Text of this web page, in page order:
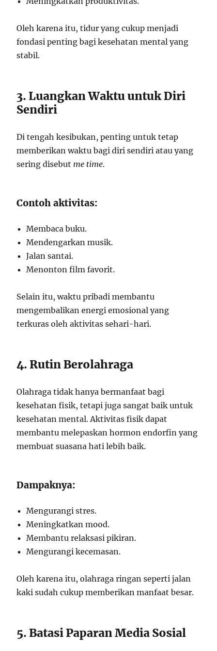
Oleh karena itu, tidur yang cukup menjadi
fondasi penting bagi kesehatan mental yang
stabil.
3. Luangkan Waktu untuk Diri
Sendiri
Di tengah kesibukan, penting untuk tetap
memberikan waktu bagi diri sendiri atau yang
sering disebut me time.
Contoh aktivitas:
Membaca buku.
Mendengarkan musik.
Jalan santai.
Menonton film favorit.
Selain itu, waktu pribadi membantu
mengembalikan energi emosional yang
terkuras oleh aktivitas sehari-hari.
4. Rutin Berolahraga
Olahraga tidak hanya bermanfaat bagi
kesehatan fisik, tetapi juga sangat baik untuk
kesehatan mental. Aktivitas fisik dapat
membantu melepaskan hormon endorfin yang
membuat suasana hati lebih baik.
Dampaknya:
Mengurangi stres.
Meningkatkan mood.
Membantu relaksasi pikiran.
Mengurangi kecemasan.
Oleh karena itu, olahraga ringan seperti jalan
kaki sudah cukup memberikan manfaat besar.
5. Batasi Paparan Media Sosial